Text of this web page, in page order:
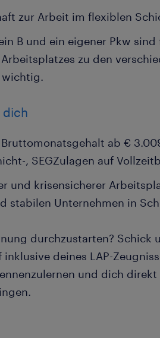
zur Arbeit im flexiblen
B und ein eigener Pkw sind
zu den
wichtig.
dich
ab €
, SEGZulagen auf
und krisensicherer
stabilen Unternehmen in
durchzustarten? Schick
deines LAP-
und dich direkt